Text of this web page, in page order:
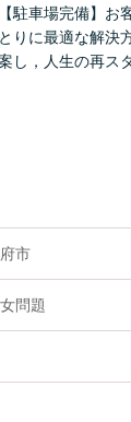
【駐車場完備】お
とりに最適な解決
し，人生の再ス
市
問題